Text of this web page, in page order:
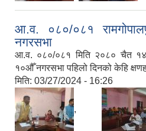
आ.व. ०८०/०८१
नगरसभा
आ.व. ०८०/०८१ मिति २०८० चैत १४
१०औँ नगरसभा पहिलो दिनको केहि
मिति: 03/27/2024 - 16:26
,